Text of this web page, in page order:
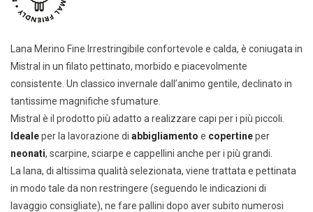
Lana Merino Fine Irrestringibile confortevole e calda, è coniugata in
Mistral in un filato pettinato, morbido e piacevolmente
consistente. Un classico invernale dall’animo gentile, declinato in
tantissime magnifiche sfumature.
Mistral è il prodotto più adatto a realizzare capi per i più piccoli.
Idealeper la lavorazione di abbigliamento e copertineper
neonati, scarpine, sciarpe e cappellini anche per i più grandi.
La lana, di altissima qualità selezionata, viene trattata e pettinata
in modo tale da non restringere (seguendo le indicazioni di
lavaggio consigliate), ne fare pallini dopo aver subito numerosi